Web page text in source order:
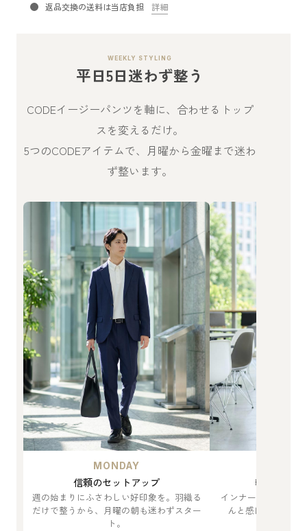
返品交換の送料は当店負担
詳細
WEEKLY STYLING
平日5日迷わず整う
CODEイージーパンツを軸に、合わせるトップ
スを変えるだけ。
5つのCODEアイテムで、月曜から金曜まで迷わ
ず整います。
MONDAY
信頼のセットアップ
週の始まりにふさわしい好印象を。羽織る
だけで整うから、月曜の朝も迷わずスター
ト。
軽やかに印
インナーをTシャツ
んと感はそのまま